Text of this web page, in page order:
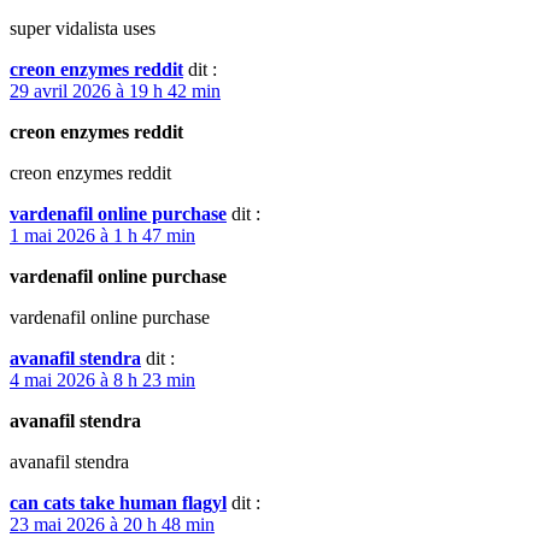
super vidalista uses
creon enzymes reddit dit :
29 avril 2026 à 19 h 42 min
creon enzymes reddit
creon enzymes reddit
vardenafil online purchase dit :
1 mai 2026 à 1 h 47 min
vardenafil online purchase
vardenafil online purchase
avanafil stendra dit :
4 mai 2026 à 8 h 23 min
avanafil stendra
avanafil stendra
can cats take human flagyl dit :
23 mai 2026 à 20 h 48 min